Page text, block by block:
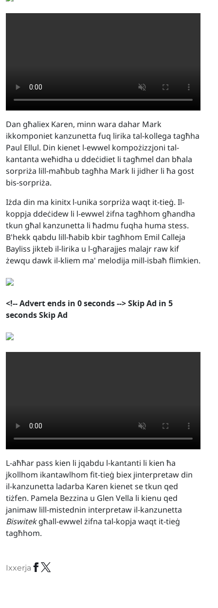
Dan għaliex Karen, minn wara dahar Mark
ikkomponiet kanzunetta fuq lirika tal-kollega tagħha
Paul Ellul. Din kienet l-ewwel kompożizzjoni tal-
kantanta weħidha u ddeċidiet li tagħmel dan bħala
sorpriża lill-maħbub tagħha Mark li jidher li ħa gost
bis-sorpriża.
Iżda din ma kinitx l-unika sorpriża waqt it-tieġ. Il-
koppja ddeċidew li l-ewwel żifna tagħhom għandha
tkun għal kanzunetta li ħadmu fuqha huma stess.
B'hekk qabdu lill-ħabib kbir tagħhom Emil Calleja
Bayliss jikteb il-lirika u l-għarajjes malajr raw kif
żewqu dawk il-kliem ma' melodija mill-isbaħ flimkien.
<!--Advert ends in 0seconds-->Skip Ad in 5
secondsSkip Ad
L-aħħar pass kien li jqabdu l-kantanti li kien ħa
jkollhom ikantawlhom fit-tieġ biex jinterpretaw din
il-kanzunetta ladarba Karen kienet se tkun qed
tiżfen. Pamela Bezzina u Glen Vella li kienu qed
janimaw lill-mistednin interpretaw il-kanzunetta
Biswitekgħall-ewwel żifna tal-kopja waqt it-tieġ
tagħhom.
Ixxerja